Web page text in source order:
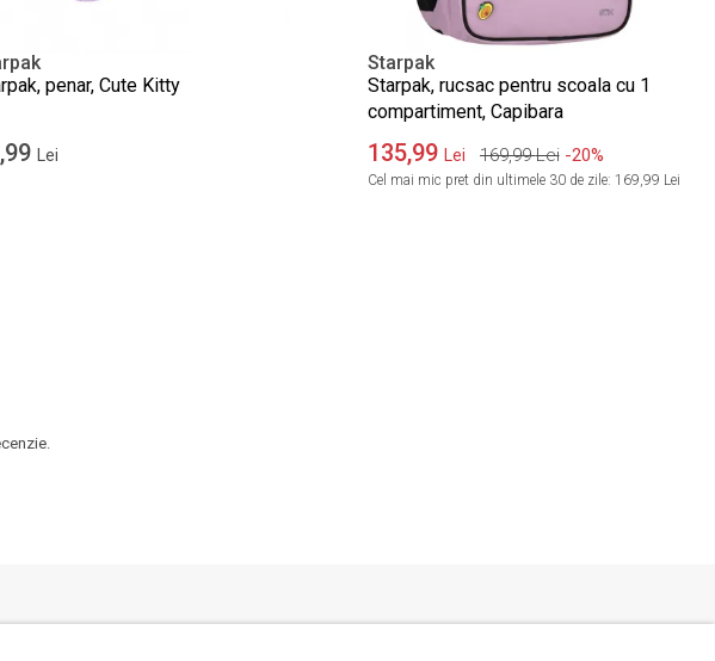
penar, Cute Kitty
Lei
Starpak
Starpak, rucsac pentru scoala cu 1
compartiment, Capibara
135,99 Lei 169,99 Lei -20%
Cel mai mic pret din ultimele 30 de zile: 169,99 Lei